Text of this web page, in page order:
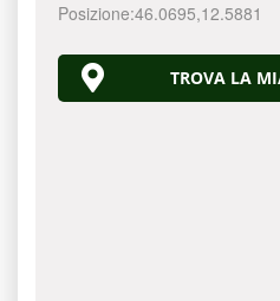
Posizione:46.0695,12.5881
TROVA LA